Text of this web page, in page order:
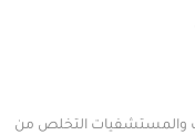
التخلص من